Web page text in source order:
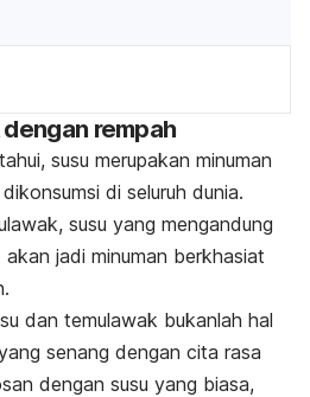
rempah
susu merupakan minuman
di seluruh dunia.
susu yang mengandung
jadi minuman berkhasiat
dan temulawak bukanlah hal
senang dengan cita rasa
dengan susu yang biasa,